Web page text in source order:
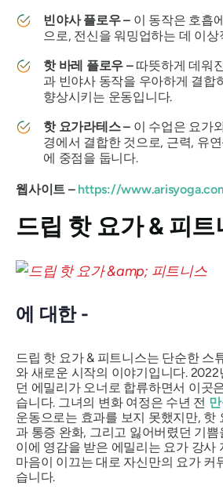
빈야사 플로우 – 이 동작은 호흡
으로, 전신을 워밍업하는 데 이상
핫 바레 플로우 – 따뜻하게 데워
과 빈야사 동작을 우아하게 결합
향상시키는 운동입니다.
핫 요가라테스 – 이 수업은 요가
경에서 결합한 것으로, 근력, 유
에 중점을 둡니다.
웹사이트 – https://
드립 핫 요가 & 피트
에 대한 -
드립 핫 요가 & 피트니스는 단순한 스
와 새로운 시작의 이야기입니다. 2022
던 에밀리가 오너로 합류하면서 이곳
습니다. 그녀의 변화 여정은 수년 전
운동으로는 효과를 보지 못했지만, 핫
과 통증 완화, 그리고 잃어버렸던 기
이에 영감을 받은 에밀리는 요가 강사
마음이 이끄는 대로 자신만의 요가 커
습니다.